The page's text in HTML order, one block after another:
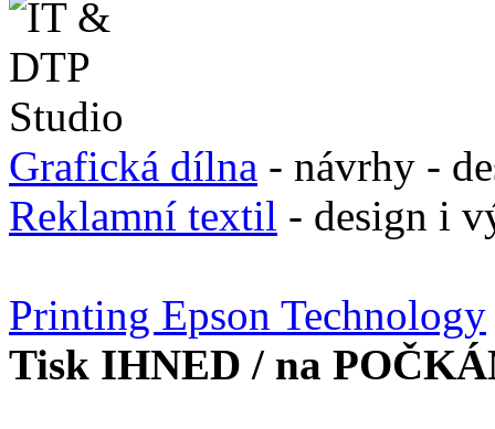
Grafická dílna - návrhy -
Reklamní textil - design i
Printing Epson Technology
Tisk IHNED / na